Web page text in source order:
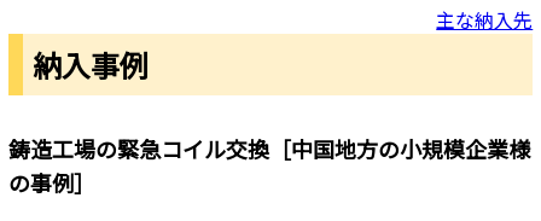
中
主な納入先
納入事例
鋳造工場の緊急コイル交換［中国地方の小規模企業様
の事例］